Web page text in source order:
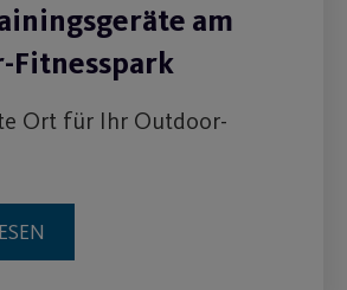
am
Fitnesspark
Ort für Ihr Outdoor-